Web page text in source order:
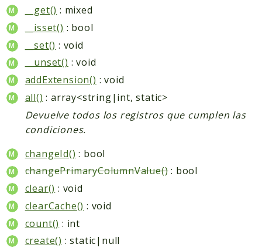
__get() : mixed
__isset() : bool
__set() : void
__unset() : void
addExtension() : void
all() : array<string|int, static>
Devuelve todos los registros que cumplen las
condiciones.
changeId() : bool
changePrimaryColumnValue(): bool
clear() : void
clearCache() : void
count() : int
create() : static|null